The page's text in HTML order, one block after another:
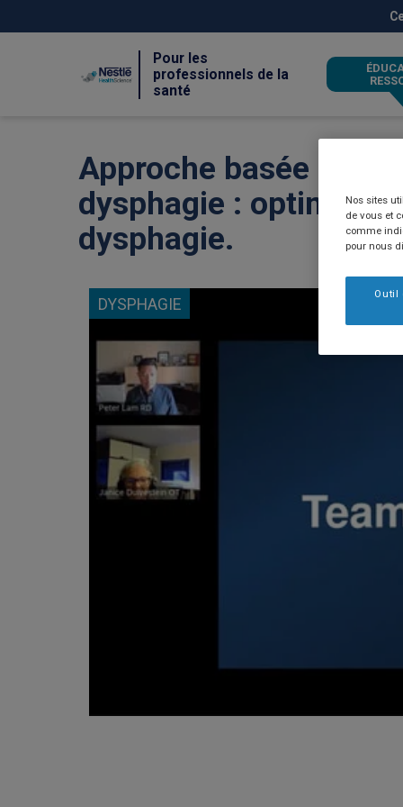
Pour les
professionnels de la
santé
Approche basée sur
dysphagie :
dysphagie.
DYSPHAGIE
Nos sites
de vous et
comme
pour nous
Outil